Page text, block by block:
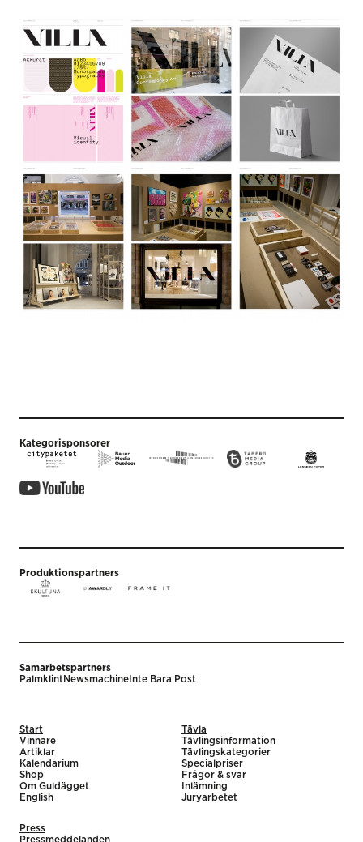
Kategorisponsorer
Produktionspartners
Samarbetspartners
PalmklintNewsmachine Inte Bara Post
Start
Vinnare
Artiklar
Kalendarium
Shop
Om Guldägget
English
Tävla
Tävlingsinformation
Tävlingskategorier
Specialpriser
Frågor & svar
Inlämning
Juryarbetet
Press
Pressmeddelanden